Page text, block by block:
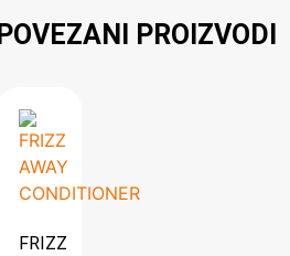
POVEZANI PROIZVODI
FRIZZ